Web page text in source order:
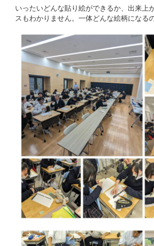
いったいどんな貼り絵ができるか、出来上
スもわかりません。一体どんな絵柄になる